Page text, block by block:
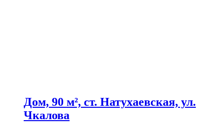
Дом, 90 м², ст. Натухаевская, ул.
Чкалова